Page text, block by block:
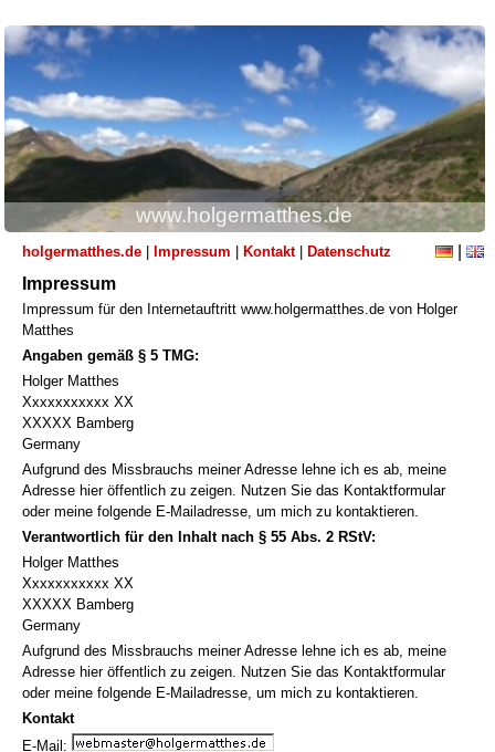
www.holgermatthes.de
|
holgermatthes.de Impressum Kontakt| Datenschutz
Impressum
Impressum für den Internetauftritt www.holgermatthes.de von Holger
Matthes
Angaben gemäß § 5 TMG:
Holger Matthes
Xxxxxxxxxxx XX
XXXXX Bamberg
Germany
Aufgrund des Missbrauchs meiner Adresse lehne ich es ab, meine
Adresse hier öffentlich zu zeigen. Nutzen Sie das Kontaktformular
oder meine folgende E-Mailadresse, um mich zu kontaktieren.
Verantwortlich für den Inhalt nach § 55 Abs. 2 RStV:
Holger Matthes
Xxxxxxxxxxx XX
XXXXX Bamberg
Germany
Aufgrund des Missbrauchs meiner Adresse lehne ich es ab, meine
Adresse hier öffentlich zu zeigen. Nutzen Sie das Kontaktformular
oder meine folgende E-Mailadresse, um mich zu kontaktieren.
Kontakt
E-Mail: